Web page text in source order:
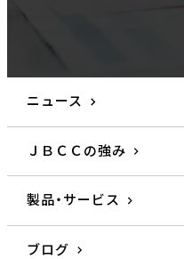
ニュース
ＪＢＣＣの強み
製品・サービス
ブログ